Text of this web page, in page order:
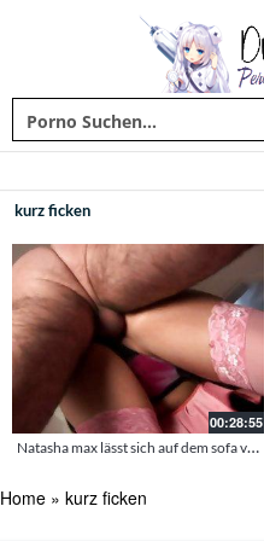
kurz ficken
00:28:55
Natasha max lässt sich auf dem sofa verwöhnen
Home » kurz ficken